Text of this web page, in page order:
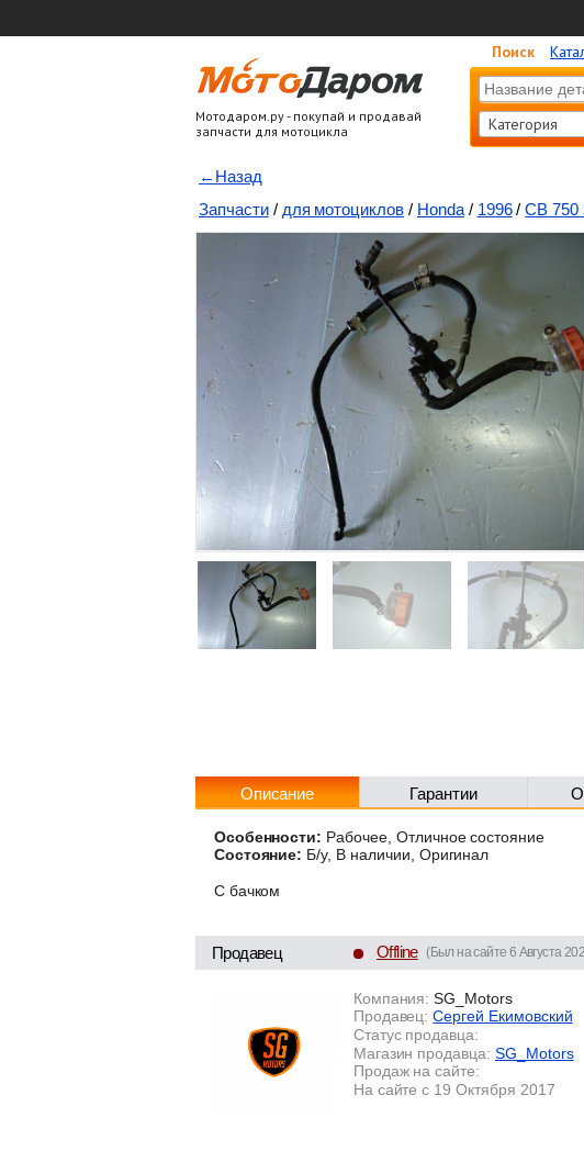
Мотодаром.ру - покупай и продавай
запчасти для мотоцикла
Поиск
Категория
←Назад
Запчасти / для мотоциклов / Honda / 1996 / CB 750
Описание Гарантии
Особенности: Рабочее, Отличное состояние
Состояние: Б/у, В наличии, Оригинал
С бачком
Продавец Offline (Был на сайте 6 Августа
Компания: SG_Motors
Продавец: Сергей Екимовский
Статус продавца:
Магазин продавца: SG_Motors
Продаж на сайте:
На сайте с 19 Октября 2017